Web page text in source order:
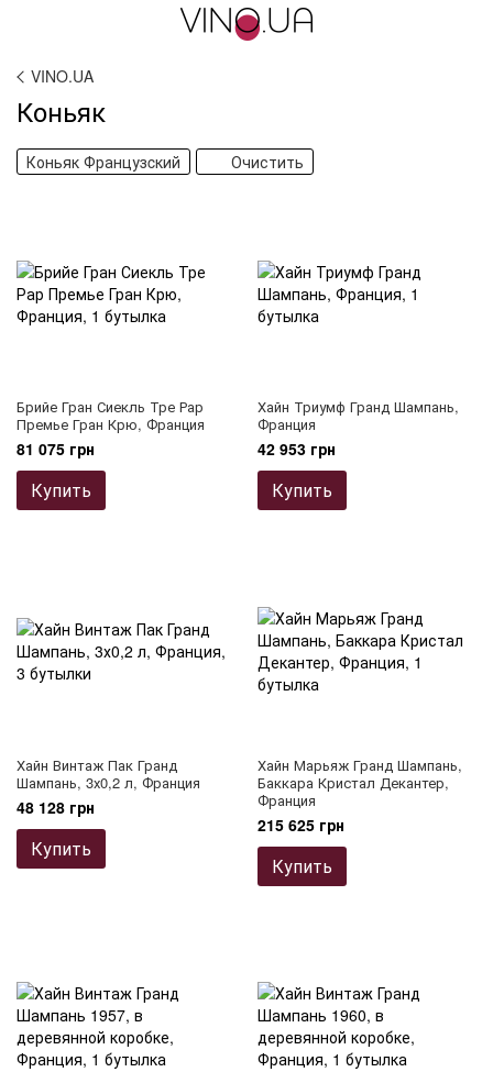
VINO.UA
Коньяк
Коньяк Французcкий Очистить
Брийе Гран Сиекль Тре Рар
Премье Гран Крю, Франция
81 075 грн
Купить
Хайн Триумф Гранд Шампань,
Франция
42 953 грн
Купить
Хайн Винтаж Пак Гранд
Шампань, 3х0,2 л, Франция
48 128 грн
Купить
Хайн Марьяж Гранд Шампань,
Баккара Кристал Декантер,
Франция
215 625 грн
Купить